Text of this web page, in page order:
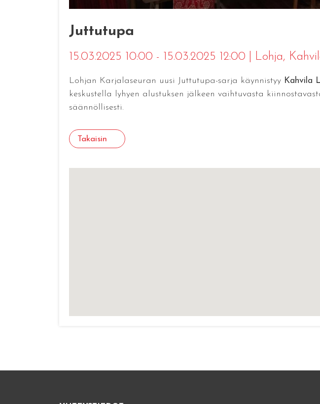
Juttutupa
15.03.2025 10:00 - 15.03.2025 12:00 Lohja,
Lohjan Karjalaseuran uusi Juttutupa-sarja käynnistyy Kahvila
keskustella lyhyen alustuksen jälkeen vaihtuvasta
säännöllisesti.
Takaisin